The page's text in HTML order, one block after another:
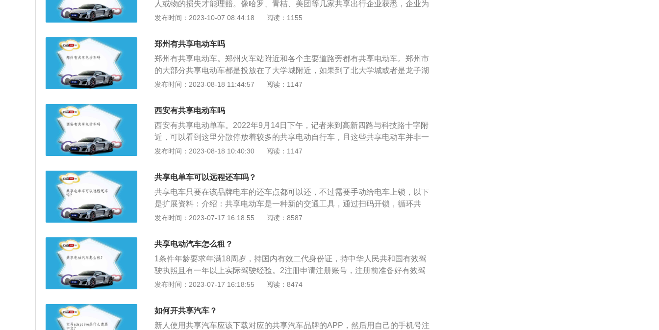
人或物的损失才能理赔。像哈罗、青桔、美团等几家共享出行企业获悉，企业为
了免责，都与保险公司签了兜底合同，为每一名骑行者都购买了保险。从扫码开
险的保障。共享电动汽车单车租车平台上的收费标准都不尽相同，在不同的平台
收费都会有所差异。但总的来说，共享汽车的租赁费用大致包含汽车的租金、基
本服务费。相关内容：共享电动车交通事故有保险，财产损失的，由保险公司依
法在机动车交通事故责任强制保险责任限额范围内予以赔偿。
发布时间：2023-10-07 08:44:18 阅读：1155
郑州有共享电动车吗
郑州有共享电动车。郑州火车站附近和各个主要道路旁都有共享电动车。郑州市
的大部分共享电动车都是投放在了大学城附近，如果到了北大学城或者是龙子湖
大学城附近，就会在路边看到有大量的共享电动车存在。共享电动车（Shared-e
车，共享电动汽车，这是新时代下共享经济的促成结果。交通部的《交通运输部
关于服务构建新发展格局的指导意见》明确了城市人民政府是互联网租赁自行车
管理的责任主体，各地要坚持优先发展公共交通，结合城市特点做好慢行交通规
划，统筹发展互联网租赁自行车，但不鼓励发展互联网租赁电动自行车。
发布时间：2023-08-18 11:44:57 阅读：1147
西安有共享电动车吗
西安有共享电动单车。2022年9月14日下午，记者来到高新四路与科技路十字附
近，可以看到这里分散停放着较多的共享电动自行车，且这些共享电动车并非一
家公司所有，至少有4种不同品牌的共享电动自行车在这里投放使用，颜色、标
码开锁，循环共享。已经出现了共享电动自行车，共享电动汽车，这是新时代下
共享经济的促成结果。交通部的《指导意见》明确了城市人民政府是互联网租赁
自行车管理的责任主体，各地要坚持优先发展公共交通，结合城市特点做好慢行
交通规划，统筹发展互联网租赁自行车，但不鼓励发展互联网租赁电动自行车。
发布时间：2023-08-18 10:40:30 阅读：1147
共享电单车可以远程还车吗？
共享电车只要在该品牌电车的还车点都可以还，不过需要手动给电车上锁，以下
是扩展资料：介绍：共享电动车是一种新的交通工具，通过扫码开锁，循环共
享。已经出现了共享电动自行车，共享电动汽车。这是新时代下共享经济的促成
选择校园或者是景区作为运营范围，不受人们的关注。并且还有一些传统电动车
制造商也在考虑以电动车切入到共享出行领域。
发布时间：2023-07-17 16:18:55 阅读：8587
共享电动汽车怎么租？
1条件年龄要求年满18周岁，持国内有效二代身份证，持中华人民共和国有效驾
驶执照且有一年以上实际驾驶经验。2注册申请注册账号，注册前准备好有效驾
驶证的扫描证件，注册成功等待审核。3取车、用车取车后，请在车内查看车
还车。
发布时间：2023-07-17 16:18:55 阅读：8474
如何开共享汽车？
新人使用共享汽车应该下载对应的共享汽车品牌的APP，然后用自己的手机号注